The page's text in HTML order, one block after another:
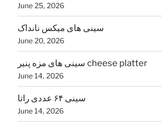
June 25, 2026
سینی های میکس نانداک
June 20, 2026
سینی های مزه پنیر cheese platter
June 14, 2026
سینی ۶۴ عددی راتا
June 14, 2026